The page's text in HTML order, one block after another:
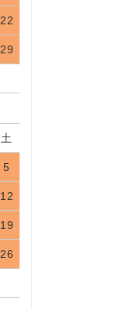
22
29
土
5
12
19
26